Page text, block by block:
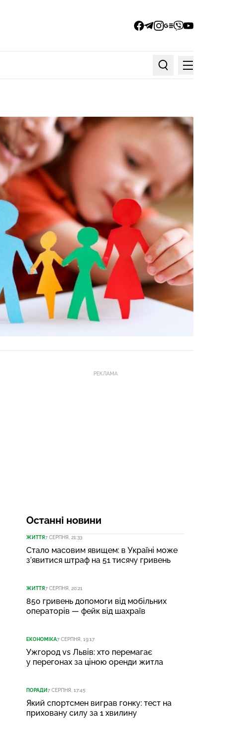
facebook
telegram
instagram
google_news
viberyoutube
Пошук по статтях
Меню
РЕКЛАМА
Останні новини
ЖИТТЯ7 СЕРПНЯ, 21:33
Стало масовим явищем: в Україні може
з’явитися штраф на 51 тисячу гривень
ЖИТТЯ7 СЕРПНЯ, 20:21
850 гривень допомоги від мобільних
операторів — фейк від шахраїв
ЕКОНОМІКА7 СЕРПНЯ, 19:17
Ужгород vs Львів: хто перемагає
у перегонах за ціною оренди житла
ПОРАДИ7 СЕРПНЯ, 17:45
Який спортсмен виграв гонку: тест на
приховану силу за 1 хвилину